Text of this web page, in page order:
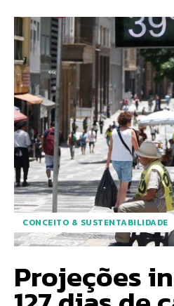
CONCEITO & SUSTENTABILIDADE
Projeções